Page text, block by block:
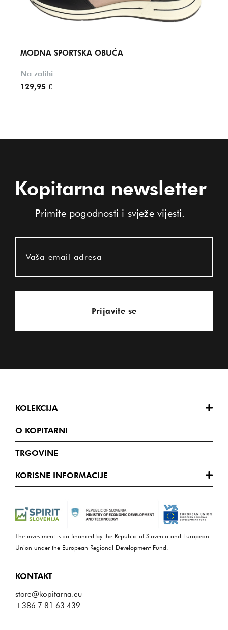
MODNA SPORTSKA OBUĆA
Na zalihi
129,95 €
Kopitarna newsletter
Primite pogodnosti i svježe vijesti.
Vaša email adresa
Prijavite se
KOLEKCIJA
O KOPITARNI
TRGOVINE
KORISNE INFORMACIJE
The investment is co-financed by the Republic of Slovenia and European
Union under the European Regional Development Fund.
KONTAKT
store@kopitarna.eu
+386 7 81 63 439